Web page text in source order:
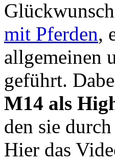
mit Pferden,
allgemeinen
geführt.
M14 als
den sie
Hier das